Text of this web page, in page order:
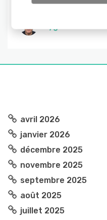
aisselles. […]
avril 2026
janvier 2026
décembre 2025
novembre 2025
septembre 2025
août 2025
juillet 2025